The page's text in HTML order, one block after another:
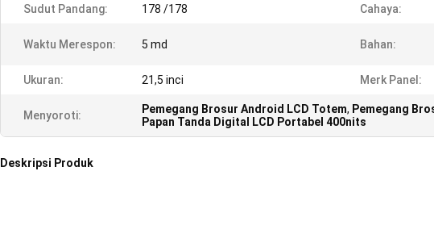
Sudut Pandang: 178 /178 Cahaya:
Waktu Merespon: 5 md Bahan:
Ukuran: 21,5 inci Merk Panel:
Menyoroti: Pemegang Brosur Android LCD Totem, Pemegang
Papan Tanda Digital LCD Portabel 400nits
Deskripsi Produk